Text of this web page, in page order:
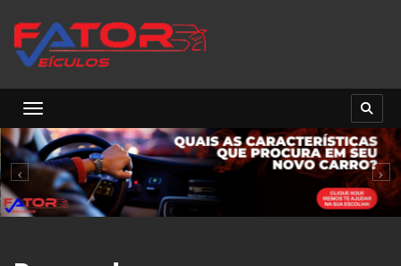
Toggle navigation